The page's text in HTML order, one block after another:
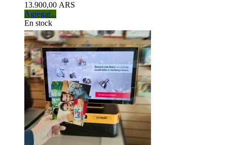
13.900,00 ARS
Agregar...
En stock